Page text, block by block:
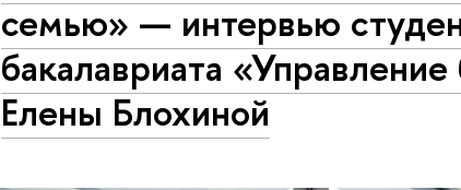
семью» — интервью
бакалавриата
Елены Блохиной